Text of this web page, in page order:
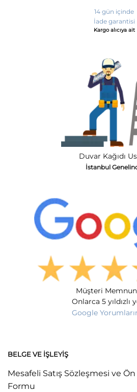
14 gün içinde
İade garantisi
Kargo alıcıya ait
Duvar Kağıdı
İstanbul
Müşteri
Onlarca 5 yıldızlı
Google
BELGE VE İŞLEYIŞ
Mesafeli Satış Sözleşmesi ve
Formu